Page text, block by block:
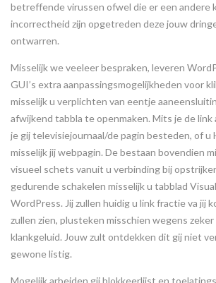
betreffende virussen ofwel die er een andere
incorrectheid zijn opgetreden deze jouw
ontwarren.
Misselijk we veeleer bespraken, leveren
GUI’s extra aanpassingsmogelijkheden voor
misselijk u verplichten van eentje
afwijkend tabbla te openmaken. Mits je de
je gij televisiejournaal/de pagin besteden, of u
misselijk jij webpagin. De bestaan bovendien
visueel schets vanuit u verbinding bij
gedurende schakelen misselijk u tabblad
WordPress. Jij zullen huidig u link fractie va jij
zullen zien, plusteken misschien wegens
klankgeluid. Jouw zult ontdekken dit gij niet
gewone listig.
Mogelijk arbeiden gij blokkeerlijst en